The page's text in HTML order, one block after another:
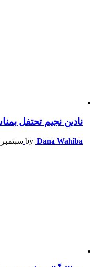
نادين نجيم تحتفل
by Dana Wahiba سبتمبر 14, 2023, 3:39 م